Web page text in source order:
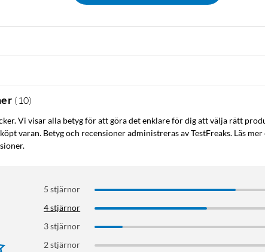
( 10)
Vi visar alla betyg för att göra det enklare för dig att välja rätt
varan. Betyg och recensioner administreras av TestFreaks. Läs
5 stjärnor
4 stjärnor
3 stjärnor
2 stjärnor